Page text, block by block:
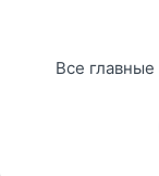
Все